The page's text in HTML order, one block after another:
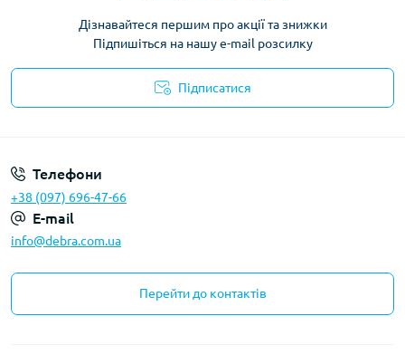
Дізнавайтеся першим про акції та знижки
Підпишіться на нашу e-mail розсилку
Підписатися
Телефони
+38 (097) 696-47-66
E-mail
info@debra.com.ua
Перейти до контактів